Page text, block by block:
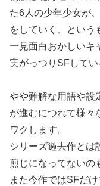
た6人の少年少女が
をしていく、という
一見面白おかしいキ
実がっつりSFしてい
やや難解な用語や設
が進むにつれて様々
ワクします。
シリーズ過去作とは
煎じになってないの
また今作ではSFだけ